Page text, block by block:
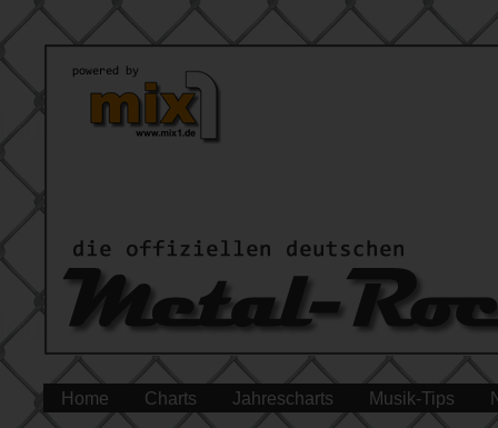
Home Charts Jahrescharts Musik-Tips